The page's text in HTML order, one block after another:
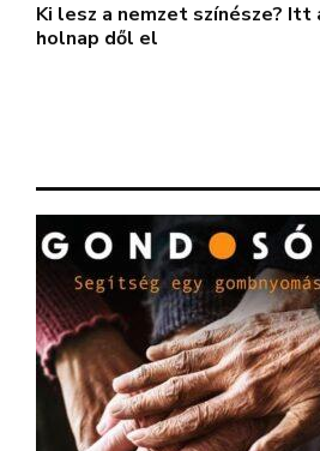
Ki lesz a nemzet színésze? Itt
holnap dől el